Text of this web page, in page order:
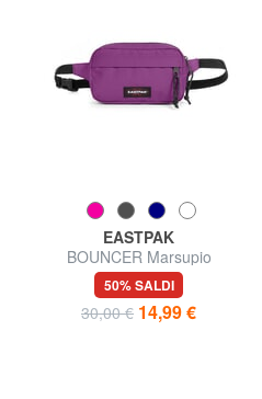
EASTPAK
BOUNCER Marsupio
50% SALDI
30,00 € 14,99 €